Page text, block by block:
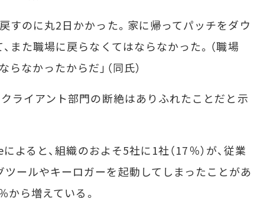
すのに丸2日かかった。家に帰ってパッチをダウ
また職場に戻らなくてはならなかった。（職場
なかったからだ」（同氏）
ライアント部門の断絶はありふれたことだと示
ると、組織のおよそ5社に1社（17％）が、従業
ールやキーロガーを起動してしまったことがあ
ら増えている。